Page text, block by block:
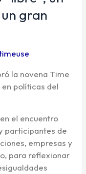
gran
la novena Time
en políticas del
el encuentro
participantes de
empresas y
para reflexionar